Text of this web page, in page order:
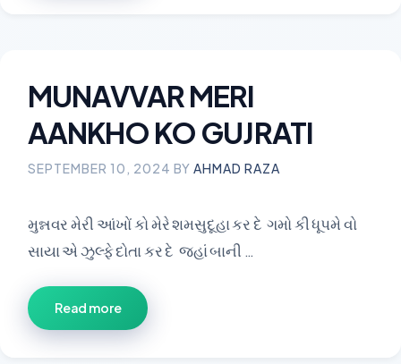
MUNAVVAR MERI
AANKHO KO GUJRATI
SEPTEMBER 10, 2024 BY AHMAD RAZA
મુન્નવર મેરી આંખોં કો મેરે શમસુદૂહા કર દે ગમો કી ધૂપમે વો
સાયા એ ઝુલ્ફે દોતા કર દે જહાં બાની …
Read more